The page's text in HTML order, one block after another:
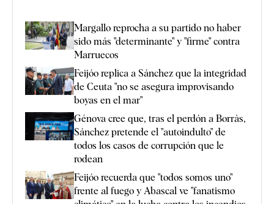
Margallo reprocha a su partido no haber
sido más "determinante" y "firme" contra
Marruecos
Feijóo replica a Sánchez que la integridad
de Ceuta "no se asegura improvisando
boyas en el mar"
Génova cree que, tras el perdón a Borràs,
Sánchez pretende el "autoindulto" de
todos los casos de corrupción que le
rodean
Feijóo recuerda que "todos somos uno"
frente al fuego y Abascal ve "fanatismo